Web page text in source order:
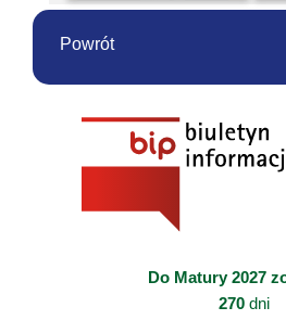
Powrót
Do Matury 2027
270dni